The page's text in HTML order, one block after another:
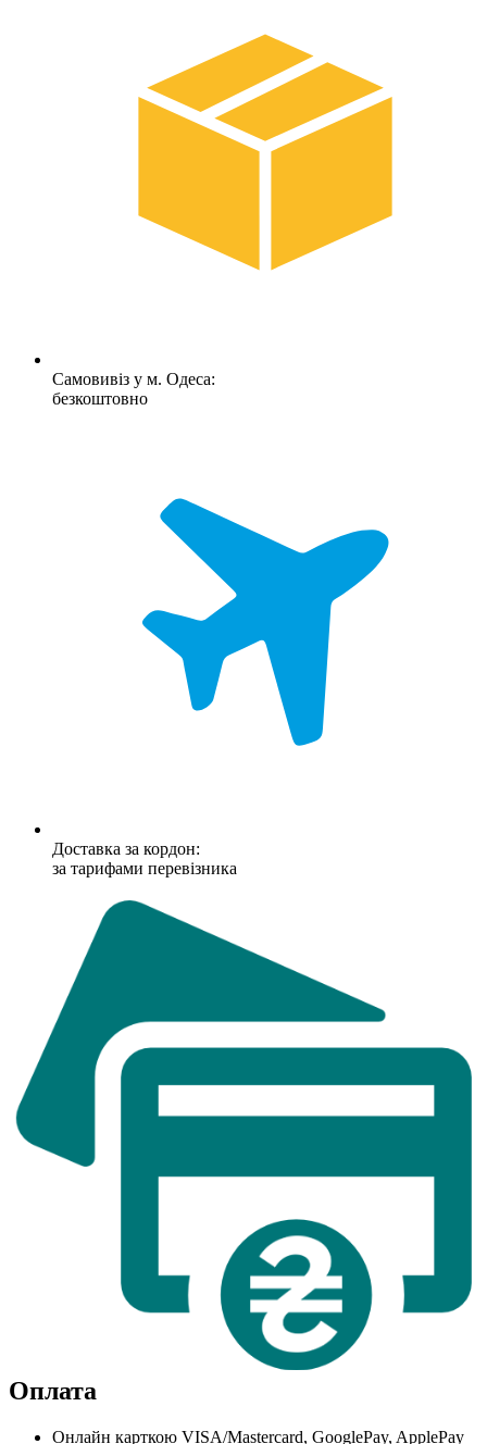
Самовивіз у м. Одеса:
безкоштовно
Доставка за кордон:
за тарифами перевізника
Оплата
Онлайн карткою VISA/Mastercard, GooglePay, ApplePay